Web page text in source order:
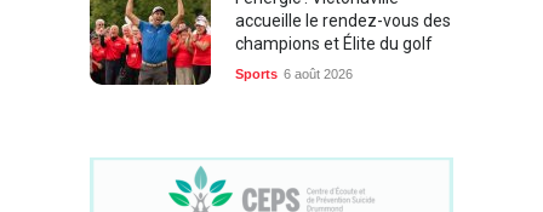
accueille le rendez-vous des
champions et Élite du golf
Sports 6 août 2026